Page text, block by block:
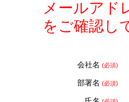
メールアド
をご確認し
会社名 (必須)
部署名 (必須)